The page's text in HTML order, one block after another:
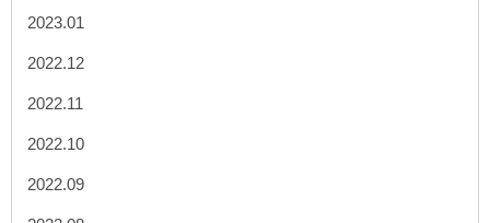
2023.01
2022.12
2022.11
2022.10
2022.09